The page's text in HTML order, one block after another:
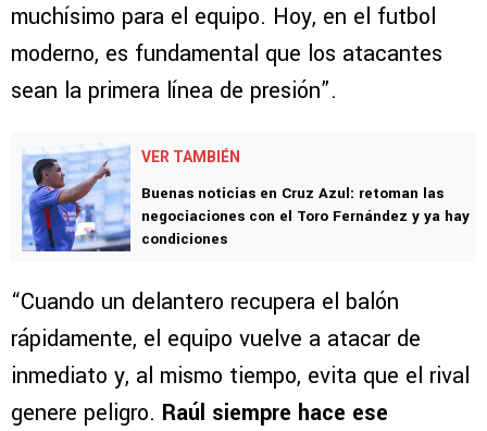
muchísimo para el equipo. Hoy, en el futbol
moderno, es fundamental que los atacantes
sean la primera línea de presión”.
VER TAMBIÉN
Buenas noticias en Cruz Azul: retoman las
negociaciones con el Toro Fernández y ya hay
condiciones
“Cuando un delantero recupera el balón
rápidamente, el equipo vuelve a atacar de
inmediato y, al mismo tiempo, evita que el rival
genere peligro. Raúl siempre hace ese